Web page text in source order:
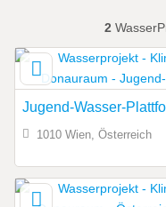
2
Jugend-Wasser-
1010 Wien, Österreich